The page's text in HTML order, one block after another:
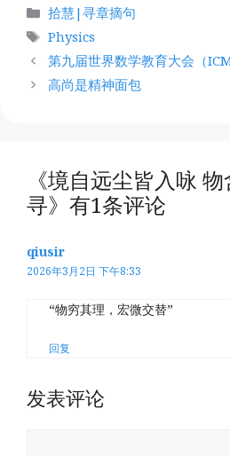
分
类
拾慧|寻章摘句
标
签
Physics
第九届世界数学教育大会（
高尚是精神面包
《境自远尘皆入咏
寻》有1条评论
qiusir
2026年3月2日 下午8:33
“物穷其理，宏微交替”
回复
发表评论